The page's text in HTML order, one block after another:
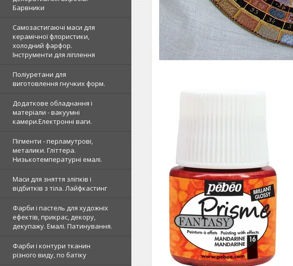
Барвники
Самозастигаючі маси для
керамічної флористики,
холодний фарфор.
Інструменти для ліплення
Поліуретани для
виготовлення гнучких форм.
Додаткове обладнання і
матеріали - вакуумні
камери.Електронні ваги.
Пігменти - перламутрові,
металики. Гліттера.
Низькотемпературні емалі.
Маси для зняття зліпків і
відбитків з тіла. Лайфкастинг
Фарби і пастель для художніх
ефектів, прикрас, декору,
декупажу. Емалі. Патинування.
Фарби і контури тканин
різного виду, по батіку